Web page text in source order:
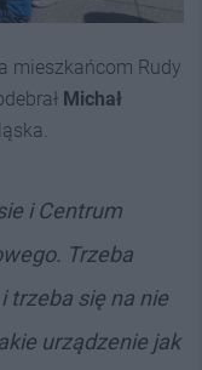
mieszkańcom Rudy
Michał
i Centrum
Trzeba
trzeba się na nie
urządzenie jak